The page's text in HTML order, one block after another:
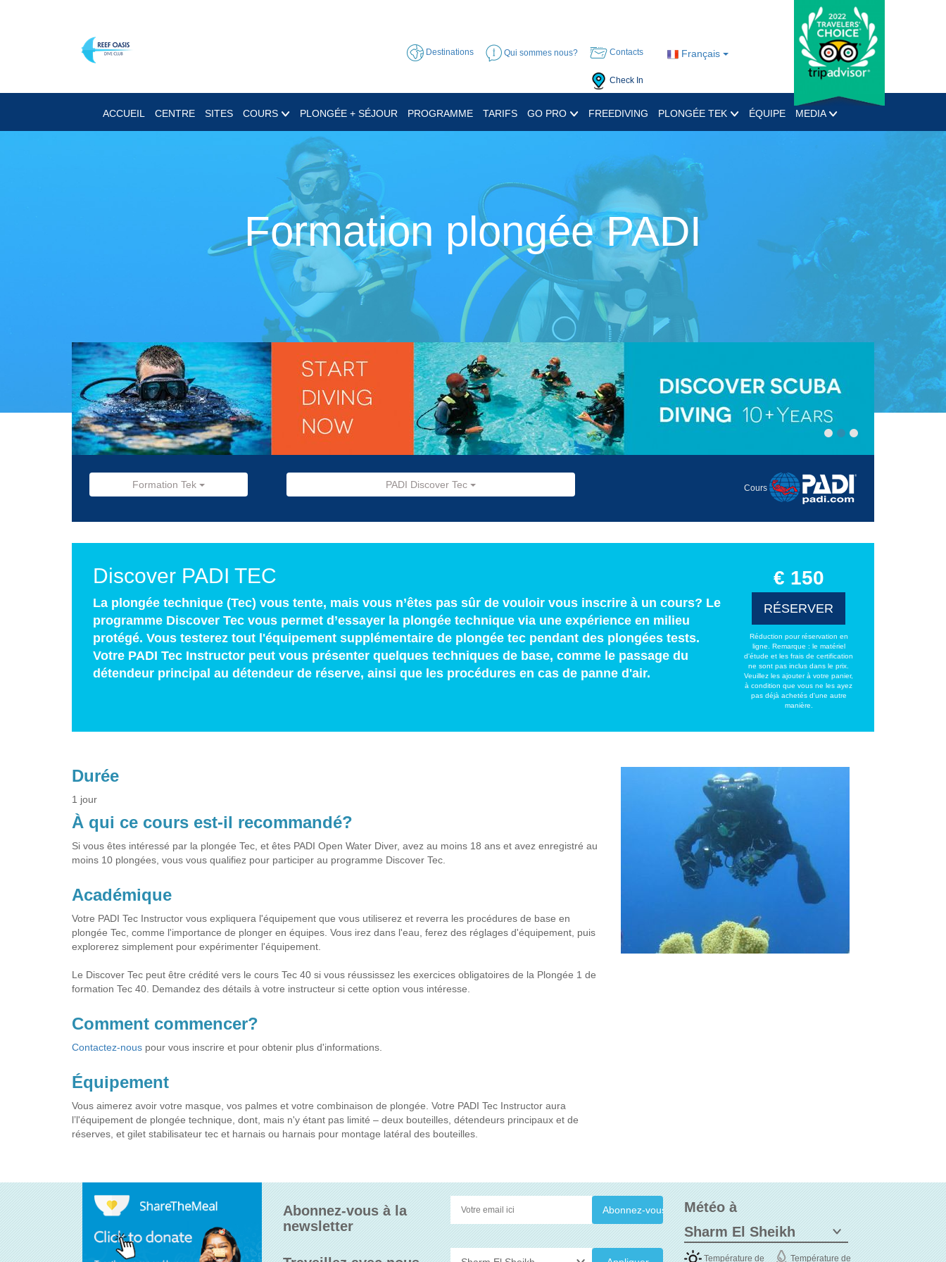
Français
Destinations Qui sommes nous? Contacts
Check In
ACCUEIL CENTRE SITES COURS PLONGÉE + SÉJOUR PROGRAMME TARIFS GO PRO FREEDIVING PLONGÉE TEK ÉQUIPE MEDIA
Formation plongée PADI
Formation Tek PADI Discover Tec Cours
Discover PADI TEC
La plongée technique (Tec) vous tente, mais vous n’êtes pas sûr de vouloir vous inscrire à un cours? Le
programme Discover Tec vous permet d’essayer la plongée technique via une expérience en milieu
protégé. Vous testerez tout l'équipement supplémentaire de plongée tec pendant des plongées tests.
Votre PADI Tec Instructor peut vous présenter quelques techniques de base, comme le passage du
détendeur principal au détendeur de réserve, ainsi que les procédures en cas de panne d'air.
€ 150
RÉSERVER
Réduction pour réservation en
ligne. Remarque : le matériel
d'étude et les frais de certification
ne sont pas inclus dans le prix.
Veuillez les ajouter à votre panier,
à condition que vous ne les ayez
pas déjà achetés d'une autre
manière.
Durée
1 jour
À qui ce cours est-il recommandé?
Si vous êtes intéressé par la plongée Tec, et êtes PADI Open Water Diver, avez au moins 18 ans et avez enregistré au
moins 10 plongées, vous vous qualifiez pour participer au programme Discover Tec.
Académique
Votre PADI Tec Instructor vous expliquera l'équipement que vous utiliserez et reverra les procédures de base en
plongée Tec, comme l'importance de plonger en équipes. Vous irez dans l'eau, ferez des réglages d'équipement, puis
explorerez simplement pour expérimenter l'équipement.
Le Discover Tec peut être crédité vers le cours Tec 40 si vous réussissez les exercices obligatoires de la Plongée 1 de
formation Tec 40. Demandez des détails à votre instructeur si cette option vous intéresse.
Comment commencer?
Contactez-nous pour vous inscrire et pour obtenir plus d'informations.
Équipement
Vous aimerez avoir votre masque, vos palmes et votre combinaison de plongée. Votre PADI Tec Instructor aura
l’l'équipement de plongée technique, dont, mais n'y étant pas limité – deux bouteilles, détendeurs principaux et de
réserves, et gilet stabilisateur tec et harnais ou harnais pour montage latéral des bouteilles.
Abonnez-vous à la
newsletter
Météo à
Température de Température de